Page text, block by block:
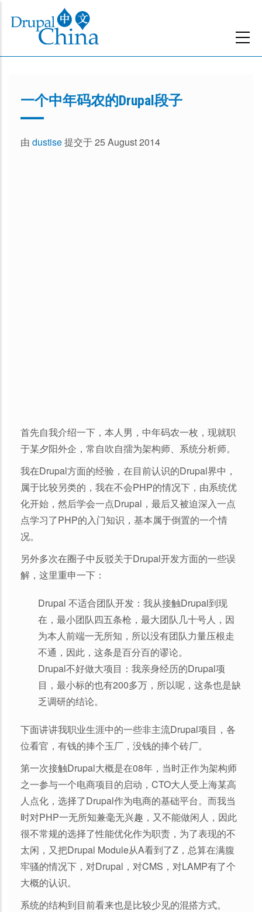
主
一个中年码农的Drupal段子
由 dustise提交于 25 August 2014
首先自我介绍一下，本人男，中年码农一枚，现就职
于某夕阳外企，常自吹自擂为架构师、系统分析师。
我在Drupal方面的经验，在目前认识的Drupal界中，
属于比较另类的，我在不会PHP的情况下，由系统优
化开始，然后学会一点Drupal，最后又被迫深入一点
点学习了PHP的入门知识，基本属于倒置的一个情
况。
另外多次在圈子中反驳关于Drupal开发方面的一些误
解，这里重申一下：
Drupal 不适合团队开发：我从接触Drupal到现
在，最小团队四五条枪，最大团队几十号人，因
为本人前端一无所知，所以没有团队力量压根走
不通，因此，这条是百分百的谬论。
Drupal不好做大项目：我亲身经历的Drupal项
目，最小标的也有200多万，所以呢，这条也是缺
乏调研的结论。
下面讲讲我职业生涯中的一些非主流Drupal项目，各
位看官，有钱的捧个玉厂，没钱的捧个砖厂。
第一次接触Drupal大概是在08年，当时正作为架构师
之一参与一个电商项目的启动，CTO大人受上海某高
人点化，选择了Drupal作为电商的基础平台。而我当
时对PHP一无所知兼毫无兴趣，又不能做闲人，因此
很不常规的选择了性能优化作为职责，为了表现的不
太闲，又把Drupal Module从A看到了Z，总算在满腹
牢骚的情况下，对Drupal，对CMS，对LAMP有了个
大概的认识。
系统的结构到目前看来也是比较少见的混搭方式。